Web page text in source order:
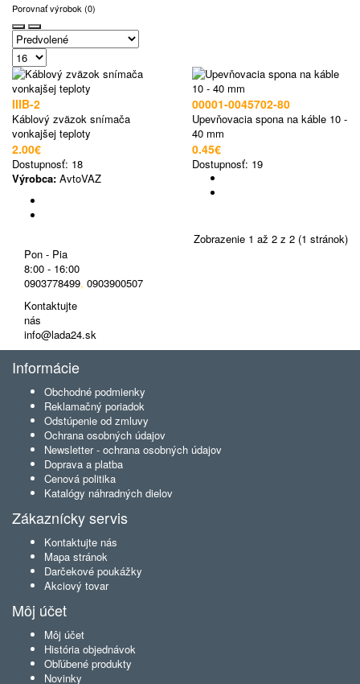
Porovnať výrobok (0)
IIIB-2
Káblový zväzok snímača
vonkajšej teploty
2.00€
Dostupnosť: 18
Výrobca: AvtoVAZ
00001-0045702-80
Upevňovacia spona na káble 10 -
40 mm
0.45€
Dostupnosť: 19
Zobrazenie 1 až 2 z 2 (1 stránok)
Pon - Pia
8:00 - 16:00
0903778499, 0903900507
Kontaktujte
nás
info@lada24.sk
Informácie
Obchodné podmienky
Reklamačný poriadok
Odstúpenie od zmluvy
Ochrana osobných údajov
Newsletter - ochrana osobných údajov
Doprava a platba
Cenová politika
Katalógy náhradných dielov
Zákaznícky servis
Kontaktujte nás
Mapa stránok
Darčekové poukážky
Akciový tovar
Môj účet
Môj účet
História objednávok
Obľúbené produkty
Novinky